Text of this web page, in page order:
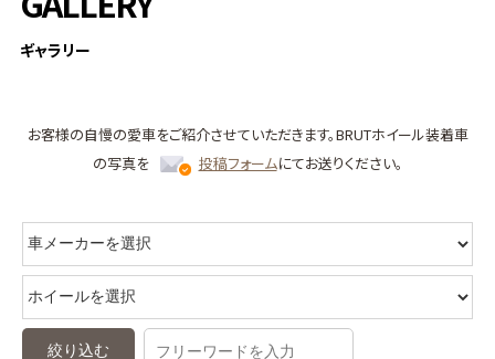
ギャラリー
お客様の自慢の愛車をご紹介させていただきます。BRUTホイール装着車
の写真を
投稿フォームにてお送りください。